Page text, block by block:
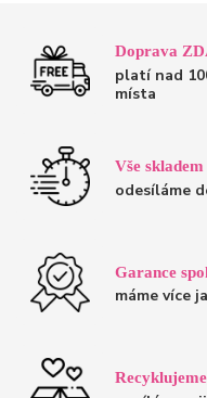
Doprava
platí nad
místa
Vše skladem
odesíláme
Garance
máme více